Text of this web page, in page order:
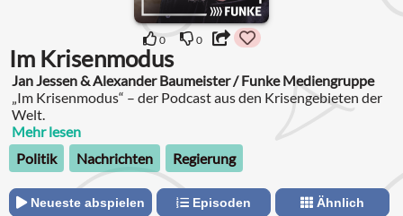
0 0
Im Krisenmodus
Jan Jessen & Alexander Baumeister / Funke Mediengruppe
„Im Krisenmodus“ – der Podcast aus den Krisengebieten der
Welt.
Mehr lesen
Politik
Nachrichten Regierung
Neueste abspielen Episoden Ähnlich